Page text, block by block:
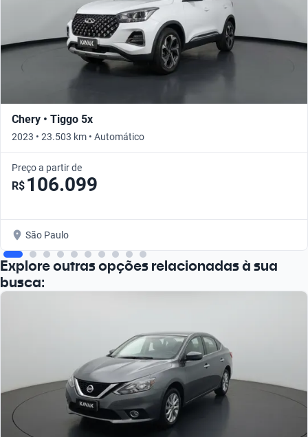
Chery • Tiggo 5x
2023 • 23.503 km • Automático
Preço a partir de
R$ 106.099
São Paulo
Explore outras opções relacionadas à sua
busca: